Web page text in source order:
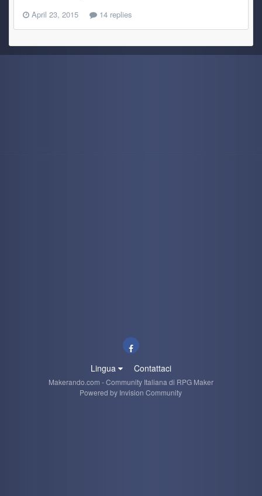
April 23, 2015
14 replies
Lingua Contattaci
Makerando.com - Community Italiana di RPG Maker
Powered by Invision Community